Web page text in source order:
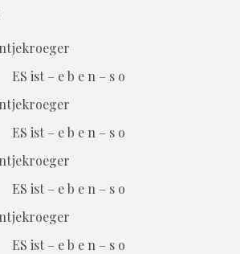
ES ist – e b e n – s o
ES ist – e b e n – s o
ES ist – e b e n – s o
ES ist – e b e n – s o